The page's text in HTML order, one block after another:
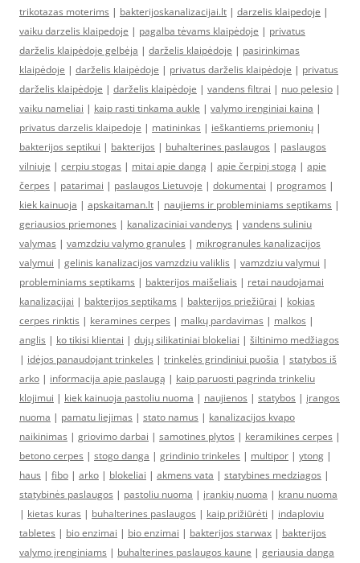
trikotazas moterims | bakterijoskanalizacijai.lt | darzelis klaipedoje |
vaiku darzelis klaipedoje | pagalba tėvams klaipėdoje | privatus
darželis klaipėdoje gelbėja | darželis klaipėdoje | pasirinkimas
klaipėdoje | darželis klaipėdoje | privatus darželis klaipėdoje | privatus
darželis klaipėdoje | darželis klaipėdoje | vandens filtrai | nuo pelesio |
vaiku nameliai | kaip rasti tinkama aukle | valymo irenginiai kaina |
privatus darzelis klaipedoje | matininkas | ieškantiems priemonių |
bakterijos septikui | bakterijos | buhalterines paslaugos | paslaugos
vilniuje | cerpiu stogas | mitai apie dangą | apie čerpinį stogą | apie
čerpes | patarimai | paslaugos Lietuvoje | dokumentai | programos |
kiek kainuoja | apskaitaman.lt | naujiems ir probleminiams septikams |
geriausios priemones | kanalizaciniai vandenys | vandens suliniu
valymas | vamzdziu valymo granules | mikrogranules kanalizacijos
valymui | gelinis kanalizacijos vamzdziu valiklis | vamzdziu valymui |
probleminiams septikams | bakterijos maišeliais | retai naudojamai
kanalizacijai | bakterijos septikams | bakterijos priežiūrai | kokias
cerpes rinktis | keramines cerpes | malkų pardavimas | malkos |
anglis | ko tikisi klientai | dujų silikatiniai blokeliai | šiltinimo medžiagos
| idėjos panaudojant trinkeles | trinkelės grindiniui puošia | statybos iš
arko | informacija apie paslaugą | kaip paruosti pagrinda trinkeliu
klojimui | kiek kainuoja pastoliu nuoma | naujienos | statybos | įrangos
nuoma | pamatu liejimas | stato namus | kanalizacijos kvapo
naikinimas | griovimo darbai | samotines plytos | keramikines cerpes |
betono cerpes | stogo danga | grindinio trinkeles | multipor | ytong |
haus | fibo | arko | blokeliai | akmens vata | statybines medziagos |
statybinės paslaugos | pastoliu nuoma | įrankių nuoma | kranu nuoma
| kietas kuras | buhalterines paslaugos | kaip prižiūrėti | indaploviu
tabletes | bio enzimai | bio enzimai | bakterijos starwax | bakterijos
valymo įrenginiams | buhalterines paslaugos kaune | geriausia danga